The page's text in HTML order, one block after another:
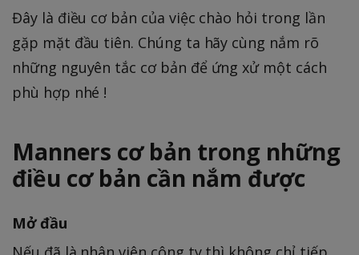
Đây là điều cơ bản của việc chào hỏi trong lần
gặp mặt đầu tiên. Chúng ta hãy cùng nắm rõ
những nguyên tắc cơ bản để ứng xử một cách
phù hợp nhé !
Manners cơ bản trong những
điều cơ bản cần nắm được
Mở đầu